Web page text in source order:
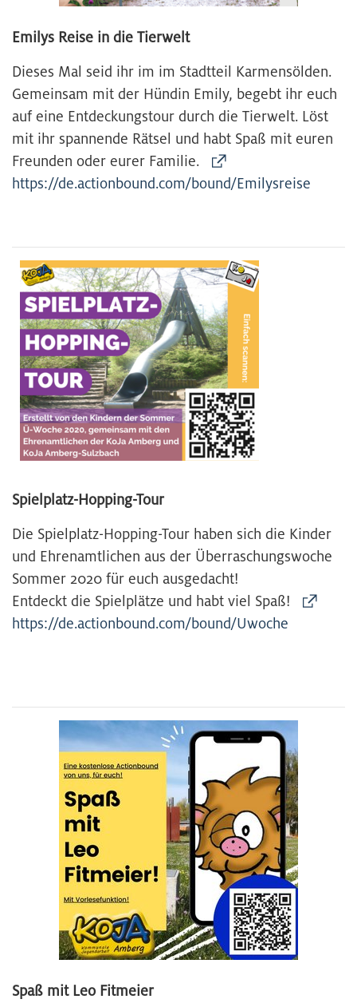
Emilys Reise in die Tierwelt
Dieses Mal seid ihr im im Stadtteil Karmensölden.
Gemeinsam mit der Hündin Emily, begebt ihr euch
auf eine Entdeckungstour durch die Tierwelt. Löst
mit ihr spannende Rätsel und habt Spaß mit euren
Freunden oder eurer Familie.
https://de.actionbound.com/bound/Emilysreise
Spielplatz-Hopping-Tour
Die Spielplatz-Hopping-Tour haben sich die Kinder
und Ehrenamtlichen aus der Überraschungswoche
Sommer 2020 für euch ausgedacht!
Entdeckt die Spielplätze und habt viel Spaß!
https://de.actionbound.com/bound/Uwoche
Spaß mit Leo Fitmeier